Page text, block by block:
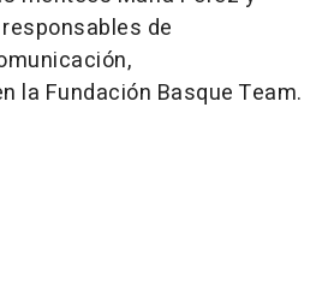
de
la Fundación Basque Team.